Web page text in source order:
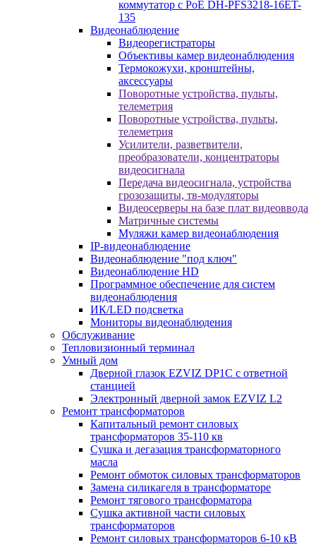
коммутатор с РоЕ DH-PFS3218-16ET-
135
Видеонаблюдение
Видеорегистраторы
Объективы камер видеонаблюдения
Термокожухи, кронштейны,
аксессуары
Поворотные устройства, пульты,
телеметрия
Поворотные устройства, пульты,
телеметрия
Усилители, разветвители,
преобразователи, концентраторы
видеосигнала
Передача видеосигнала, устройства
грозозащиты, тв-модуляторы
Видеосерверы на базе плат видеоввода
Матричные системы
Муляжи камер видеонаблюдения
IP-видеонаблюдение
Видеонаблюдение "под ключ"
Видеонаблюдение HD
Программное обеспечение для систем
видеонаблюдения
ИК/LED подсветка
Мониторы видеонаблюдения
Обслуживание
Тепловизионный терминал
Умный дом
Дверной глазок EZVIZ DP1C с ответной
станцией
Электронный дверной замок EZVIZ L2
Ремонт трансформаторов
Капитальный ремонт силовых
трансформаторов 35-110 кв
Сушка и дегазация трансформаторного
масла
Ремонт обмоток силовых трансформаторов
Замена силикагеля в трансформаторе
Ремонт тягового трансформатора
Сушка активной части силовых
трансформаторов
Ремонт силовых трансформаторов 6-10 кВ